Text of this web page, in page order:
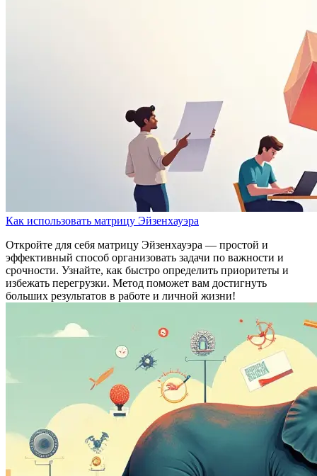
Как использовать матрицу Эйзенхауэра
Откройте для себя матрицу Эйзенхауэра — простой и
эффективный способ организовать задачи по важности и
срочности. Узнайте, как быстро определить приоритеты и
избежать перегрузки. Метод поможет вам достигнуть
больших результатов в работе и личной жизни!